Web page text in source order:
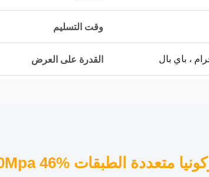
وقت التسليم
القدرة على العرض